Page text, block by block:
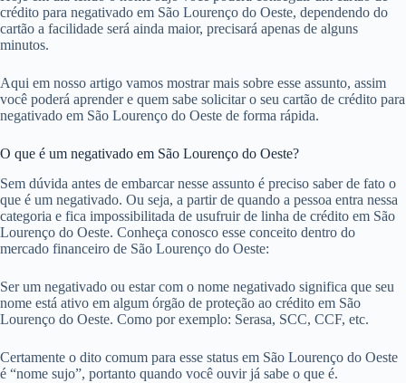
crédito para negativado em São Lourenço do Oeste, dependendo do
cartão a facilidade será ainda maior, precisará apenas de alguns
minutos.
Aqui em nosso artigo vamos mostrar mais sobre esse assunto, assim
você poderá aprender e quem sabe solicitar o seu cartão de crédito para
negativado em São Lourenço do Oeste de forma rápida.
O que é um negativado em São Lourenço do Oeste?
Sem dúvida antes de embarcar nesse assunto é preciso saber de fato o
que é um negativado. Ou seja, a partir de quando a pessoa entra nessa
categoria e fica impossibilitada de usufruir de linha de crédito em São
Lourenço do Oeste. Conheça conosco esse conceito dentro do
mercado financeiro de São Lourenço do Oeste:
Ser um negativado ou estar com o nome negativado significa que seu
nome está ativo em algum órgão de proteção ao crédito em São
Lourenço do Oeste. Como por exemplo: Serasa, SCC, CCF, etc.
Certamente o dito comum para esse status em São Lourenço do Oeste
é “nome sujo”, portanto quando você ouvir já sabe o que é.